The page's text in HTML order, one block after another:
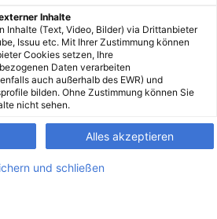
Inhalte
Inhalte (Text, Video, Bilder) via Drittanbieter
Issuu etc. Mit Ihrer Zustimmung können
Cookies setzen, Ihre
Daten verarbeiten
auch außerhalb des EWR) und
bilden. Ohne Zustimmung können Sie
nicht sehen.
Alles akzeptieren
und schließen